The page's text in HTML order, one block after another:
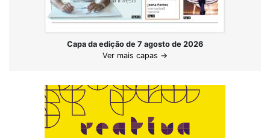
Capa da edição de 7 agosto de 2026
Ver mais capas →